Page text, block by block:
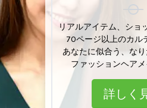
リアルアイテム、ショ
70ページ以上のカル
あなたに似合う、な
ファッションヘア
詳しく
リアルアイテム、ショ
「あなた」専用カルテ
ファッション・ヘアメ
詳しく